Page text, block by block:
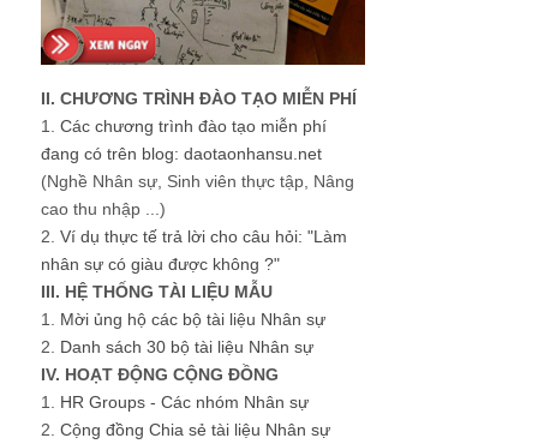
II. CHƯƠNG TRÌNH ĐÀO TẠO MIỄN PHÍ
1. Các chương trình đào tạo miễn phí
đang có trên blog: daotaonhansu.net
(Nghề Nhân sự, Sinh viên thực tập, Nâng
cao thu nhập ...)
2. Ví dụ thực tế trả lời cho câu hỏi: "Làm
nhân sự có giàu được không ?"
III. HỆ THỐNG TÀI LIỆU MẪU
1. Mời ủng hộ các bộ tài liệu Nhân sự
2. Danh sách 30 bộ tài liệu Nhân sự
IV. HOẠT ĐỘNG CỘNG ĐỒNG
1. HR Groups - Các nhóm Nhân sự
2. Cộng đồng Chia sẻ tài liệu Nhân sự